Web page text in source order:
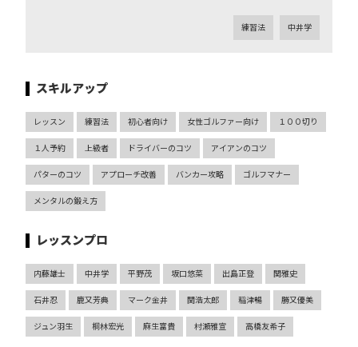
練習法 中井学
スキルアップ
レッスン 練習法 初心者向け 女性ゴルファー向け １００切り
１人予約 上級者 ドライバーのコツ アイアンのコツ
パターのコツ アプローチ改善 バンカー攻略 ゴルフマナー
メンタルの鍛え方
レッスンプロ
内藤雄士 中井学 平野茂 坂口悠菜 出島正登 関雅史
石井忍 鹿又芳典 マーク金井 関浩太郎 稲津暢 勝又優美
ジュン羽生 桐林宏光 麻生富貴 村瀬雅宣 高橋友希子